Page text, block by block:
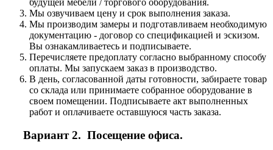
будущей мебели / торгового оборудования.
Мы озвучиваем цену и срок выполнения заказа.
Мы производим замеры и подготавливаем необходимую
документацию - договор со спецификацией и эскизом.
Вы ознакамливаетесь и подписываете.
Перечисляете предоплату согласно выбранному способу
оплаты. Мы запускаем заказ в производство.
В день, согласованной даты готовности, забираете товар
со склада или принимаете собранное оборудование в
своем помещении. Подписываете акт выполненных
работ и оплачиваете оставшуюся часть заказа.
Вариант 2. Посещение офиса.